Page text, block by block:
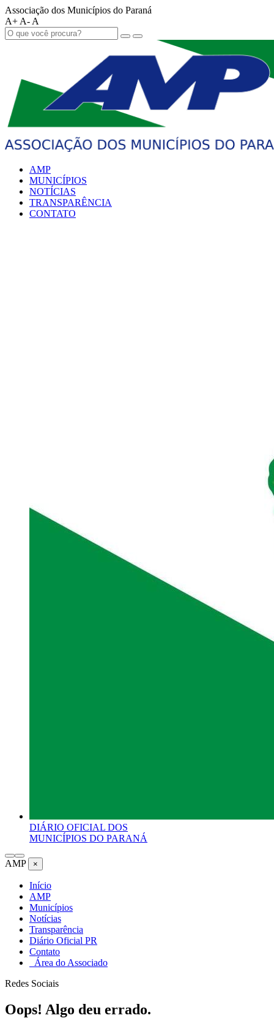
Associação dos Municípios do Paraná
A+ A- A
AMP
MUNICÍPIOS
NOTÍCIAS
TRANSPARÊNCIA
CONTATO
DIÁRIO OFICIAL DOS
MUNICÍPIOS DO PARANÁ
AMP ×
Início
AMP
Municípios
Notícias
Transparência
Diário Oficial PR
Contato
Área do Associado
Redes Sociais
Oops! Algo deu errado.